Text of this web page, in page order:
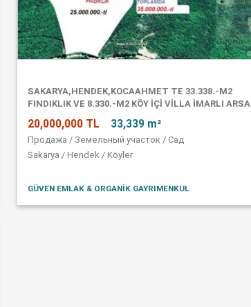
SAKARYA,HENDEK,KOCAAHMET TE 33.338.-M2
FINDIKLIK VE 8.330.-M2 KÖY IÇI VILLA IMARLI ARSA
20,000,000 TL 33,339 m²
Продажа / Земельный участок / Сад
Sakarya / Hendek / Köyler
GÜVEN EMLAK & ORGANIK GAYRIMENKUL